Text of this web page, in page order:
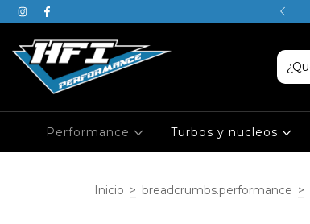
JUSTIN ES DE PISCIS
Performance Turbos y nucleos
Inicio > breadcrumbs.performance >